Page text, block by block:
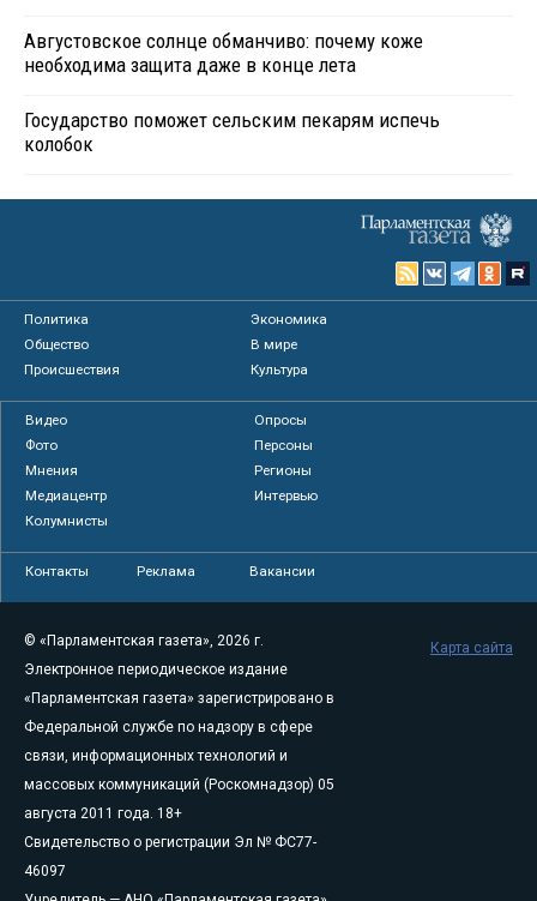
Августовское солнце обманчиво: почему коже
необходима защита даже в конце лета
Государство поможет сельским пекарям испечь
колобок
Политика
Экономика
Общество
В мире
Происшествия
Культура
Видео
Опросы
Фото
Персоны
Мнения
Регионы
Медиацентр
Интервью
Колумнисты
Контакты Реклама Вакансии
© «Парламентская газета», 2026 г.
Электронное периодическое издание
«Парламентская газета» зарегистрировано в
Федеральной службе по надзору в сфере
связи, информационных технологий и
массовых коммуникаций (Роскомнадзор) 05
августа 2011 года. 18+
Свидетельство о регистрации Эл № ФС77-
46097
Карта сайта